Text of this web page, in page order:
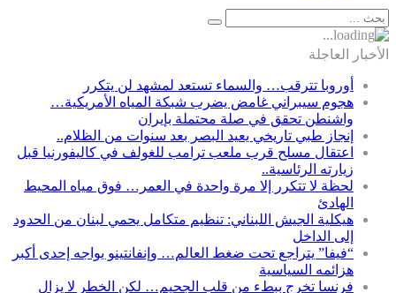
الأخبار العاجلة
أوروبا تترقب… والسماء تستعد لمشهد لن يتكرر
هجوم سيبراني غامض يضرب شبكة المياه الأمريكية…
واشنطن تحقق في صلة محتملة بإيران
إنجاز طبي تاريخي يعيد البصر بعد سنوات من الظلام..
اعتقال مسلح قرب ملعب ترامب للغولف في كاليفورنيا قبل
زيارته الرئاسية..
لحظة لا تتكرر إلا مرة واحدة في العمر… فوق مياه المحيط
الهادئ
هيكلية الجيش اللبناني: تنظيم متكامل يحمي لبنان من الحدود
إلى الداخل
“فيفا” يتراجع تحت ضغط العالم… وإنفانتينو يواجه إحدى أكبر
هزائمه السياسية
فرنسا تخرج ببطء من قلب الجحيم… لكن الخطر لا يزال